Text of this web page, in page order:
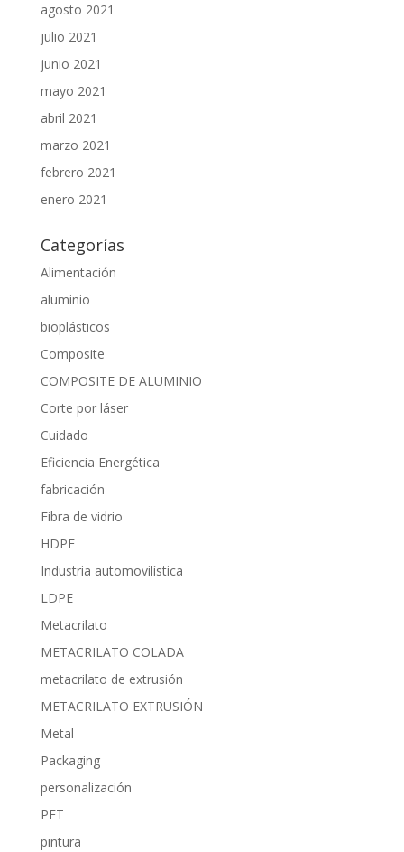
agosto 2021
julio 2021
junio 2021
mayo 2021
abril 2021
marzo 2021
febrero 2021
enero 2021
Categorías
Alimentación
aluminio
bioplásticos
Composite
COMPOSITE DE ALUMINIO
Corte por láser
Cuidado
Eficiencia Energética
fabricación
Fibra de vidrio
HDPE
Industria automovilística
LDPE
Metacrilato
METACRILATO COLADA
metacrilato de extrusión
METACRILATO EXTRUSIÓN
Metal
Packaging
personalización
PET
pintura